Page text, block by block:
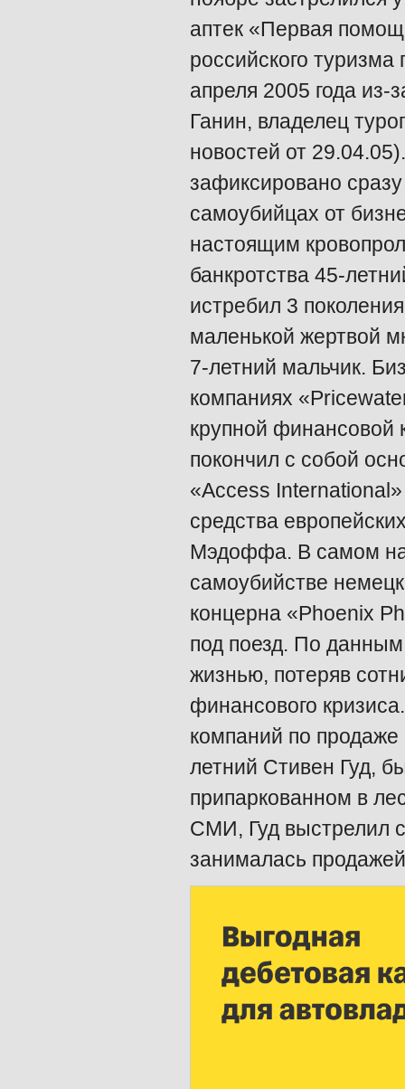
аптек «Первая
российского
апреля 2005 года из-
Ганин, владелец
новостей от
зафиксировано
самоубийцах от
настоящим
банкротства 45-
истребил 3
маленькой жертвой
7-летний мальчик.
компаниях
крупной финансовой
покончил с собой
«Access
средства
Мэдоффа. В самом
самоубийстве
концерна «Phoenix
под поезд. По
жизнью, потеряв
финансового
компаний по
летний Стивен Гуд,
припаркованном в
СМИ, Гуд выстрелил
занималась